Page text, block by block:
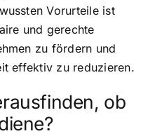
Vorurteile ist
und gerechte
zu fördern und
effektiv zu reduzieren.
ob